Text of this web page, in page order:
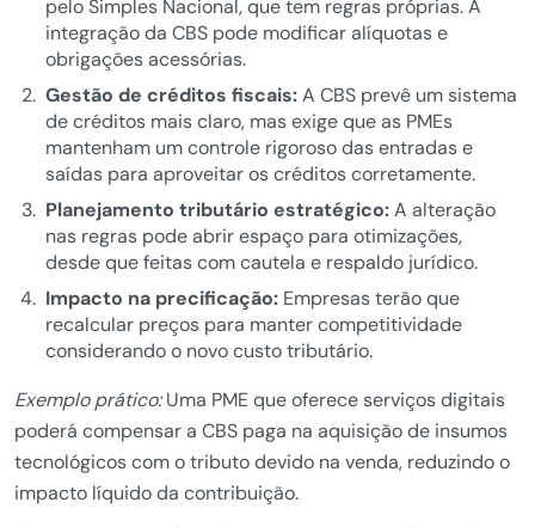
pelo Simples Nacional, que tem regras próprias. A
integração da CBS pode modificar alíquotas e
obrigações acessórias.
Gestão de créditos fiscais:A CBS prevê um sistema
de créditos mais claro, mas exige que as PMEs
mantenham um controle rigoroso das entradas e
saídas para aproveitar os créditos corretamente.
Planejamento tributário estratégico:A alteração
nas regras pode abrir espaço para otimizações,
desde que feitas com cautela e respaldo jurídico.
Impacto na precificação:Empresas terão que
recalcular preços para manter competitividade
considerando o novo custo tributário.
Exemplo prático:Uma PME que oferece serviços digitais
poderá compensar a CBS paga na aquisição de insumos
tecnológicos com o tributo devido na venda, reduzindo o
impacto líquido da contribuição.